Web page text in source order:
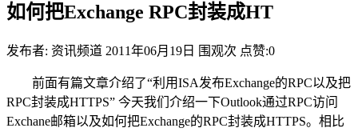
如何把Exchange RPC封装成HT
发布者: 资讯频道 2011年06月19日 围观次 点赞:0
前面有篇文章介绍了“利用ISA发布Exchange的RPC以及把
RPC封装成HTTPS” 今天我们介绍一下Outlook通过RPC访问
Exchane邮箱以及如何把Exchange的RPC封装成HTTPS。相比